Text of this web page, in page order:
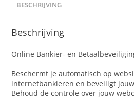
BESCHRIJVING
Beschrijving
Online Bankier- en
Beschermt je automatisch op
internetbankieren en beveiligt
Behoud de controle over jouw